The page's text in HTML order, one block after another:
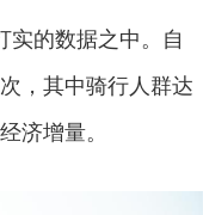
实的数据之中。自
，其中骑行人群达
济增量。